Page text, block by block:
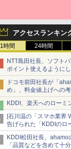
アクセスランキン
1時間 24時間
NTT島田社長、ソフト
ポイント使えるようにし
ドコモ前田社長が「
め」、料金値上げへの
KDDI、楽天へのローミ
[石川温の「スマホ業界
告げられた「KDDIのロ
マップの落とし穴と楽
KDDI松田社長、ahamo
「品質などを含めて十